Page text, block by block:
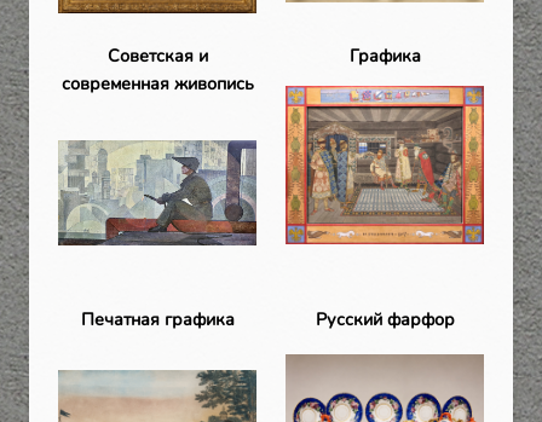
Советская и
современная живопись
Графика
Печатная графика Русский фарфор